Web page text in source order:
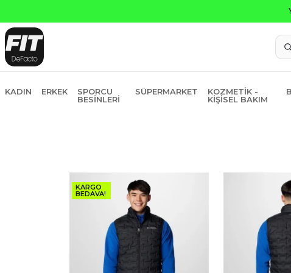
Yapı Kredi ve Garanti
KADIN ERKEK
SPORCU
BESINLERI
SÜPERMARKET
KOZMETIK -
KIŞISEL BAKIM
KARGO
BEDAVA!